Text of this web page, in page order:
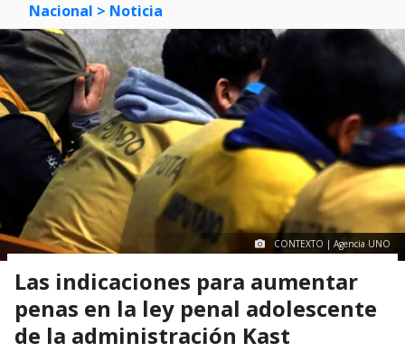
Nacional > Noticia
CONTEXTO | Agencia UNO
Las indicaciones para aumentar
penas en la ley penal adolescente
de la administración Kast